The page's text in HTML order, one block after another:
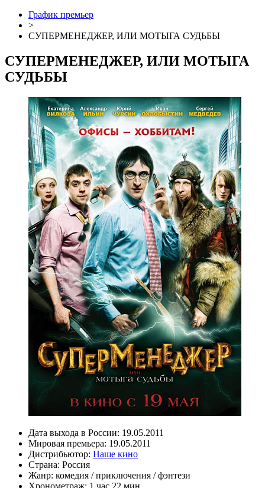
График премьер
>
СУПЕРМЕНЕДЖЕР, ИЛИ МОТЫГА СУДЬБЫ
СУПЕРМЕНЕДЖЕР, ИЛИ МОТЫГА
СУДЬБЫ
Дата выхода в России: 19.05.2011
Мировая премьера: 19.05.2011
Дистрибьютор: Наше кино
Страна: Россия
Жанр: комедия /приключения /фэнтези
Хронометраж: 1 час 22 мин.